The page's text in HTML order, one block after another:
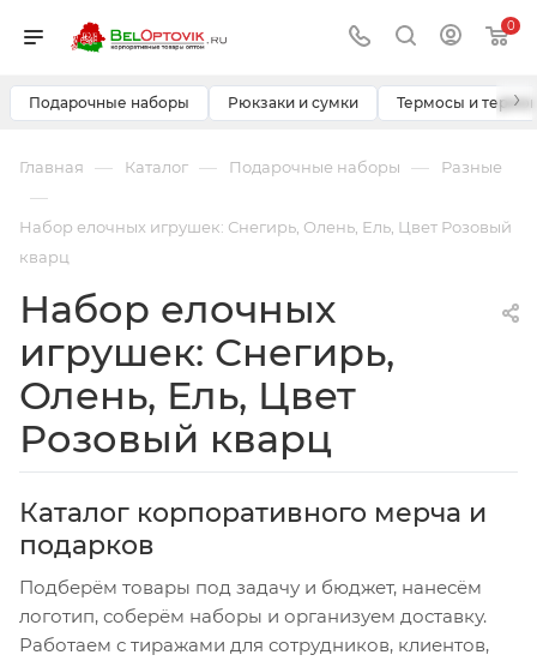
0
Подарочные наборы Рюкзаки и сумки Термосы и ›
Главная — Каталог — Подарочные наборы — Разные
—
Набор елочных игрушек: Снегирь, Олень, Ель, Цвет Розовый
кварц
Набор елочных
игрушек: Снегирь,
Олень, Ель, Цвет
Розовый кварц
Каталог корпоративного мерча и
подарков
Подберём товары под задачу и бюджет, нанесём
логотип, соберём наборы и организуем доставку.
Работаем с тиражами для сотрудников, клиентов,